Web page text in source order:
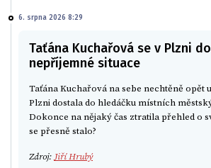
6. srpna 2026 8:29
Taťána Kuchařová se v Plzni
nepříjemné situace
Taťána Kuchařová na sebe nechtěně opět
Plzni dostala do hledáčku místních
Dokonce na nějaký čas ztratila přehled o
se přesně stalo?
Zdroj: Jiří Hrubý